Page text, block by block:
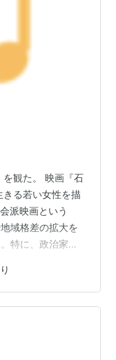
を観た。 映画『石
きる若い女性を描
派映画という
域格差の拡大を
特に、政治家と
いう、ある意味
が描かれてい
大都市における格
より根源的な負
さらに儒教的な